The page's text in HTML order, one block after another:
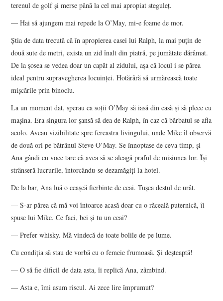
terenul de golf şi merse până la cel mai apropiat steguleţ.
— Hai să ajungem mai repede la O’May, mi-e foame de mor.
Ştia de data trecută că în apropierea casei lui Ralph, la mai puţin de
două sute de metri, exista un zid înalt din piatră, pe jumătate dărâmat.
De la şosea se vedea doar un capăt al zidului, aşa că locul i se părea
ideal pentru supravegherea locuinţei. Hotărâră să urmărească toate
mişcările prin binoclu.
La un moment dat, sperau ca soţii O’May să iasă din casă şi să plece cu
maşina. Era singura lor şansă să dea de Ralph, în caz că bărbatul se afla
acolo. Aveau vizibilitate spre fereastra livingului, unde Mike îl observă
de două ori pe bătrânul Steve O’May. Se înnoptase de ceva timp, şi
Ana gândi cu voce tare că avea să se aleagă praful de misiunea lor. Îşi
strânseră lucrurile, întorcându-se dezamăgiţi la hotel.
De la bar, Ana luă o ceaşcă fierbinte de ceai. Tuşea destul de urât.
— S-ar părea că mă voi întoarce acasă doar cu o răceală puternică, îi
spuse lui Mike. Ce faci, bei şi tu un ceai?
— Prefer whisky. Mă vindecă de toate bolile de pe lume.
Cu condiţia să stau de vorbă cu o femeie frumoasă. Şi deşteaptă!
— O să fie dificil de data asta, îi replică Ana, zâmbind.
— Asta e, îmi asum riscul. Ai zece lire împrumut?